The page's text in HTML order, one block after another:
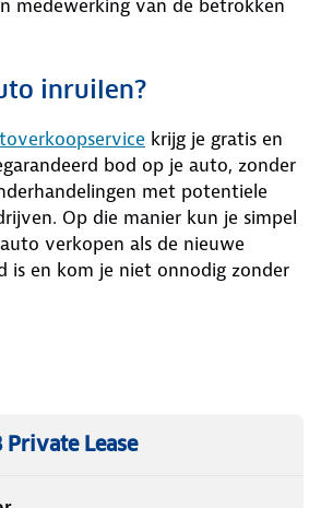
medewerking van de betrokken
inruilen?
krijg je gratis en
bod op je auto, zonder
met potentiele
Op die manier kun je simpel
verkopen als de nieuwe
is en kom je niet onnodig zonder
Private Lease